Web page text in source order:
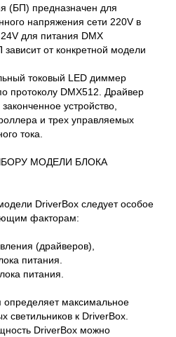
(БП) предназначен для
напряжения сети 220V в
для питания DMX
от конкретной модели
токовый LED диммер
протоколу DMX512. Драйвер
устройство,
и трех управляемых
тока.
МОДЕЛИ БЛОКА
DriverBox следует особое
факторам:
(драйверов),
питания.
питания.
максимальное
светильников к DriverBox.
DriverBox можно